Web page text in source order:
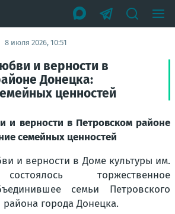
8 июля 2026, 10:51
и верности в
Донецка:
ценностей
и верности в Петровском районе
семейных ценностей
и верности в Доме культуры им.
торжественное
семьи Петровского
района города Донецка.